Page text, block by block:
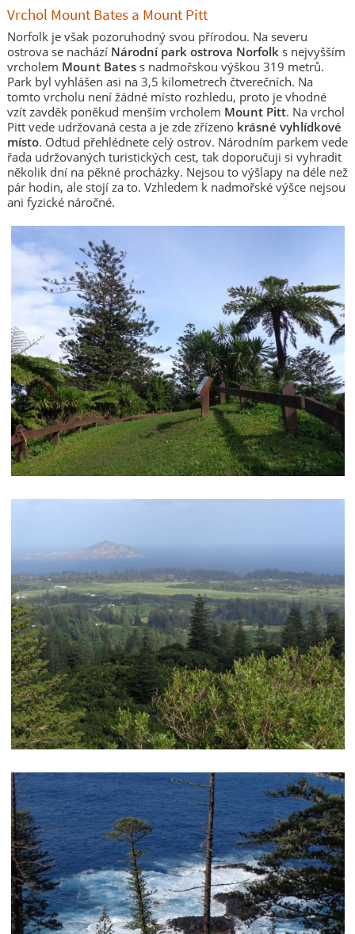
Vrchol Mount Bates a Mount Pitt
Norfolk je však pozoruhodný svou přírodou. Na severu
ostrova se nachází Národní park ostrova Norfolk s nejvyšším
vrcholem Mount Batess nadmořskou výškou 319 metrů.
Park byl vyhlášen asi na 3,5 kilometrech čtverečních. Na
tomto vrcholu není žádné místo rozhledu, proto je vhodné
vzít zavděk poněkud menším vrcholem Mount Pitt. Na vrchol
Pitt vede udržovaná cesta a je zde zřízeno krásné vyhlídkové
místo. Odtud přehlédnete celý ostrov. Národním parkem vede
řada udržovaných turistických cest, tak doporučuji si vyhradit
několik dní na pěkné procházky. Nejsou to výšlapy na déle než
pár hodin, ale stojí za to. Vzhledem k nadmořské výšce nejsou
ani fyzické náročné.